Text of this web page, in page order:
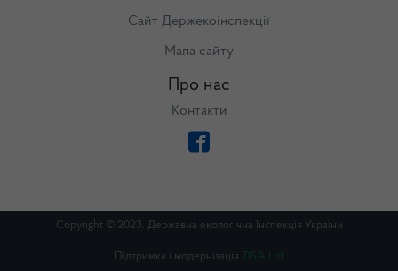
Сайт Держекоінспекції
Мапа сайту
Про нас
Контакти
Copyright © 2023. Державна екологічна Інспекція України
Підтримка і модернізація TISA Ltd